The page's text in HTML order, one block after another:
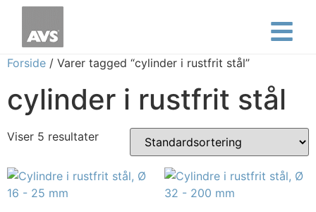
Forside / Varer tagged “cylinder i rustfrit stål”
cylinder i rustfrit stål
Viser 5 resultater